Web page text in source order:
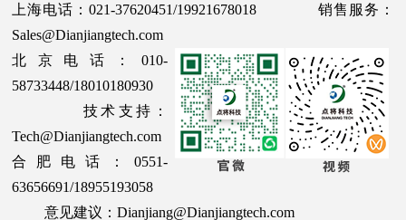
上海电话：021-37620451/19921678018 销售服务：
Sales@Dianjiangtech.com
北京电话：010-
58733448/18010180930
技术支持：
Tech@Dianjiangtech.com
合肥电话：0551-
63656691/18955193058
意见建议：Dianjiang@Dianjiangtech.com